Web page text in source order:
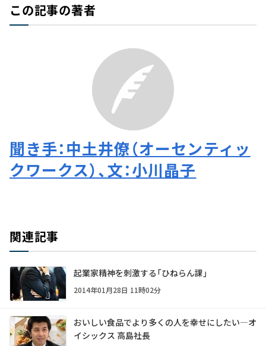
この記事の著者
聞き手：中土井僚（オーセンティッ
クワークス）、文：小川晶子
関連記事
起業家精神を刺激する「ひねらん課」
2014年01月28日 11時02分
おいしい食品でより多くの人を幸せにしたい―オ
イシックス 高島社長